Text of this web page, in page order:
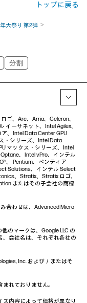
トップに戻る
大祭り 第2弾
ゴ、Arc、Arria、Celeron、
イーサネット、Intel Agilex、
、Intel Data Center GPU
・シリーズ、Intel Data
マックス・シリーズ、Intel
、Intel vPro、インテル
、 Pentium、ペンティア
Solutions、インテル Select
、Stratix、Stratix ロゴ、
またはその子会社の商標
合わせは、Advanced Micro
のマークは、Google LLC の
、会社名は、それぞれ各社の
Inc. および／またはそ
れておりません。
内容によって価格が異なり